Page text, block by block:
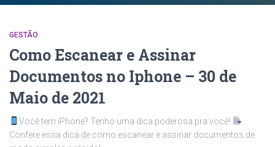
GESTÃO
Como Escanear e Assinar
Documentos no Iphone – 30 de
Maio de 2021
Você tem iPhone? Tenho uma dica poderosa pra você!
Confere essa dica de como escanear e assinar documentos de